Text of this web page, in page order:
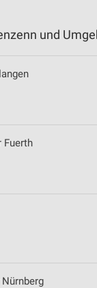
und
Fuerth